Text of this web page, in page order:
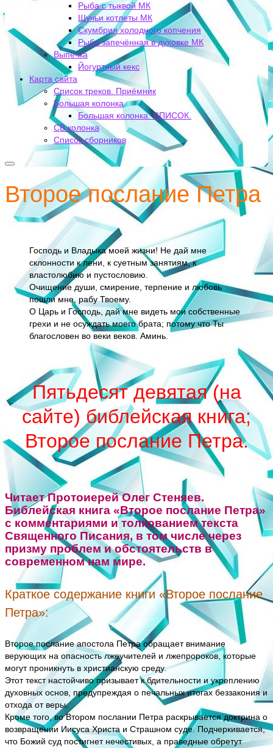
Рыба с тыквой МК
Щучьи котлеты МК
Скумбрия холодного копчения
Рыба запечённая в духовке МК
Выпечка
Йогуртный кекс
Карта сайта
Список треков. Приёмник
Большая колонка
Большая колонка. СПИСОК.
СВ колонка
Список сборников
Второе послание Петра
Господь и Владыка моей жизни! Не дай мне
склонности к лени, к суетным занятиям, к
властолюбию и пустословию.
Очищение души, смирение, терпение и любовь
пошли мне, рабу Твоему.
О Царь и Господь, дай мне видеть мои собственные
грехи и не осуждать моего брата; потому что Ты
благословен во веки веков. Аминь.
Пятьдесят девятая (на
сайте) библейская книга;
Второе послание Петра.
Читает Протоиерей Олег Стеняев.
Библейская книга «Второе послание Петра»
с комментариями и толкованием текста
Священного Писания, в том числе через
призму проблем и обстоятельств в
современном нам мире.
Краткое содержание книги «Второе послание
Петра»:
Второе послание апостола Петра обращает внимание
верующих на опасность лжеучителей и лжепророков, которые
могут проникнуть в христианскую среду.
Этот текст настойчиво призывает к бдительности и укреплению
духовных основ, предупреждая о печальных итогах беззакония и
отхода от веры.
Кроме того, во Втором послании Петра раскрывается доктрина о
возвращении Иисуса Христа и Страшном суде. Подчеркивается,
что Божий суд постигнет нечестивых, а праведные обретут